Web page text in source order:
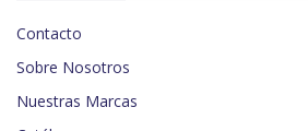
Contacto
Sobre Nosotros
Nuestras Marcas